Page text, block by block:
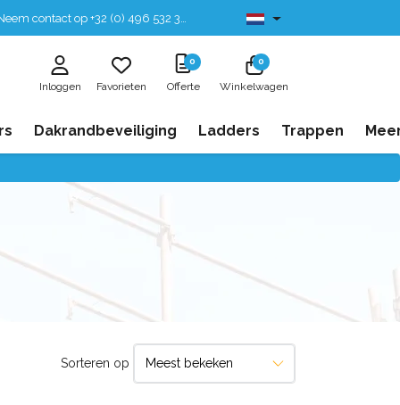
contact op +32 (0) 496 532 330 Leverbaar uit voorraad
Inloggen Favorieten
0
Offerte
0
Winkelwagen
Dakrandbeveiliging Ladders Trappen
Sorteren op